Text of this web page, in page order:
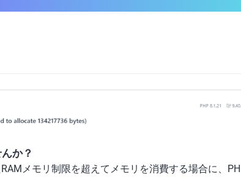
か？
メモリ制限を超えてメモリを消費する場合に、